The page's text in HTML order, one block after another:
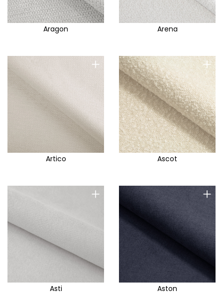
Aragon Arena
+
Artico
+
Ascot
+
Asti
+
Aston